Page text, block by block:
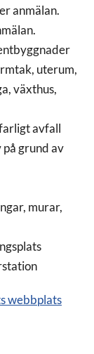
anmälan.
uterum,
växthus,
avfall
grund av
murar,
webbplats